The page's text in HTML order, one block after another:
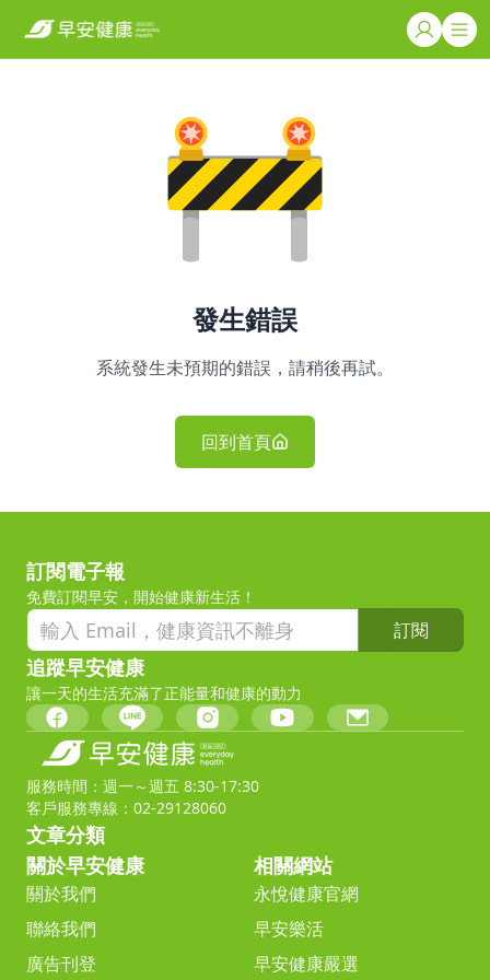
發生錯誤
系統發生未預期的錯誤，請稍後再試。
回到首頁
訂閱電子報
免費訂閱早安，開始健康新生活！
訂閱
追蹤早安健康
讓一天的生活充滿了正能量和健康的動力
服務時間：週一～週五 8:30-17:30
客戶服務專線：02-29128060
文章分類
關於早安健康
關於我們
聯絡我們
廣告刊登
相關網站
永悅健康官網
早安樂活
早安健康嚴選